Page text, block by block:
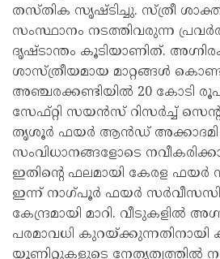
തസ്തിക സൃഷ്ടിച്ചു. സ്ത്രീ
സംസ്ഥാനം നടത്തിവരുന്ന
ദൃഷ്ടാന്തം കൂടിയാണിത്.
ശാസ്ത്രീയമായ മാറ്റങ്ങൾ
അഞ്ചരക്കണ്ടിയിൽ 20 കോടി
സേഫ്റ്റി സയൻസ് റിസർച്ച്
തൃശൂർ ഫയർ ആൻഡ് അക്കാദമി
സംവിധാനങ്ങളോടെ
ഇതിന്റെ ഫലമായി കേരള ഫയർ
ഇന്ന് നാഗ്പൂർ ഫയർ
കേന്ദ്രമായി മാറി. വീടുകളിൽ
പരമാവധി കുറയ്ക്കുന്നതിനായി
യൂണിറ്റുകളുടെ നേതൃത്വത്തിൽ